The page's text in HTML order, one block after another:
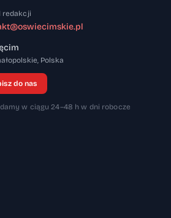
redakcji
, 32-600
Polska
do nas
w ciągu 24–48 h w dni robocze